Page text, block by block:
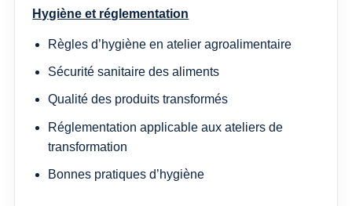
Hygiène et réglementation
Règles d’hygiène en atelier agroalimentaire
Sécurité sanitaire des aliments
Qualité des produits transformés
Réglementation applicable aux ateliers de
transformation
Bonnes pratiques d’hygiène